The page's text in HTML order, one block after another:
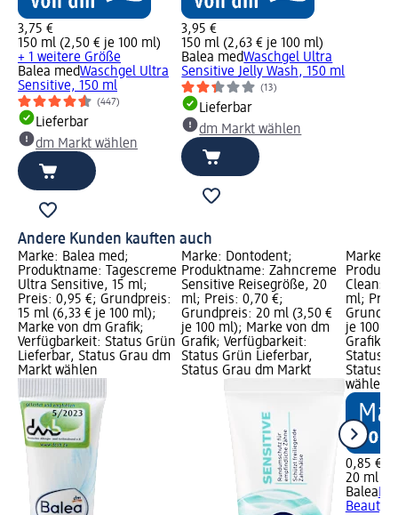
3,75 €
150 ml (2,50 € je 100 ml)
+ 1 weitere Größe
Balea medWaschgel Ultra
Sensitive, 150 ml
(447)
Lieferbar
dm Markt wählen
3,95 €
150 ml (2,63 € je 100 ml)
Balea medWaschgel Ultra
Sensitive Jelly Wash, 150 ml
(13)
Lieferbar
dm Markt wählen
Andere Kunden kauften auch
Marke: Balea med;
Produktname: Tagescreme
Ultra Sensitive, 15 ml;
Preis: 0,95 €; Grundpreis:
15 ml (6,33 € je 100 ml);
Marke von dm Grafik;
Verfügbarkeit: Status Grün
Lieferbar, Status Grau dm
Markt wählen
Marke: Dontodent;
Produktname: Zahncreme
Sensitive Reisegröße, 20
ml; Preis: 0,70 €;
Grundpreis: 20 ml (3,50 €
je 100 ml); Marke von dm
Grafik; Verfügbarkeit:
Status Grün Lieferbar,
Status Grau dm Markt
Marke:
ml;
je 100
Grafik;
Status
Status
wählen
0,85 €
20 ml
Balea
Beauty